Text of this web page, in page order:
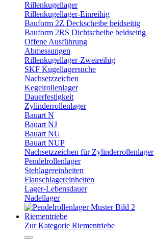
Rillenkugellager
Rillenkugellager-Einreihig
Bauform 2Z Deckscheibe beidseitig
Bauform 2RS Dichtscheibe beidseitig
Offene Ausführung
Abmessungen
Rillenkugellager-Zweireihig
SKF Kugellagersuche
Nachsetzzeichen
Kegelrollenlager
Dauerfestigkeit
Zylinderrollenlager
Bauart N
Bauart NJ
Bauart NU
Bauart NUP
Nachsetzzeichen für Zylinderrollenlager
Pendelrollenlager
Stehlagereinheiten
Flanschlagereinheiten
Lager-Lebensdauer
Nadellager
Riementriebe
Zur Kategorie Riementriebe